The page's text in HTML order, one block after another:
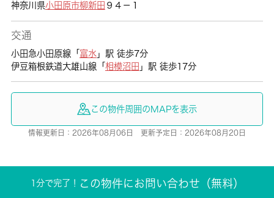
神奈川県小田原市柳新田 ９４－１
交通
小田急小田原線「 富水 」駅 徒歩7分
伊豆箱根鉄道大雄山線「 相模沼田 」駅 徒歩17分
この物件周囲のMAPを表示
情報更新日：2026年08月06日 更新予定日：2026年08月20日
1分で完了！ この物件にお問い合わせ（無料）